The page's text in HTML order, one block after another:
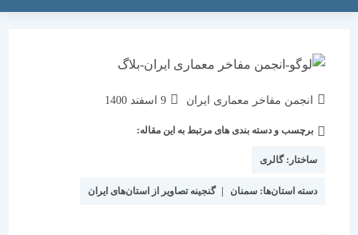
انجمن مفاخر معماری ایران
نوشته
شده
9 اسفند 1400
برچسب و دسته بندی های مرتبط به این مقاله:
ساختار:گالری
دسته استان‌ها:سمنان | گنجینه تصاویر از استان‌های ایران